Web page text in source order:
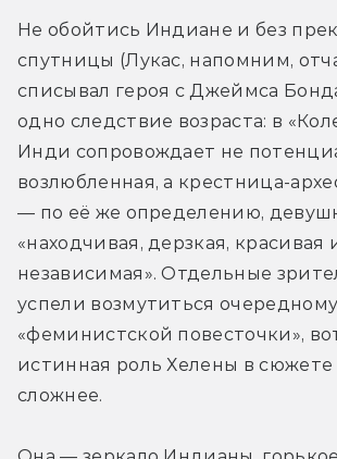
Не обойтись Индиане и без
спутницы (Лукас, напомним,
списывал героя с Джеймса
одно следствие возраста: в
Инди сопровождает не
возлюбленная, а крестница-
— по её же определению,
«находчивая, дерзкая, красивая
независимая». Отдельные
успели возмутиться
«феминистской повесточки»,
истинная роль Хелены в сюжете
сложнее.